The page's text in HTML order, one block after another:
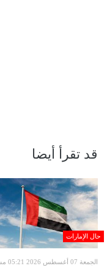
قد تقرأ أيضا
حال الإمارات
الجمعة 07 أغسطس 2026 05:21 مساءً